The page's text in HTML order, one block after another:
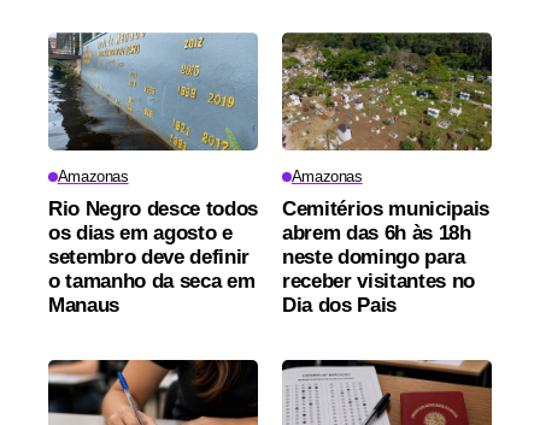
Amazonas
Rio Negro desce todos
os dias em agosto e
setembro deve definir
o tamanho da seca em
Manaus
Amazonas
Cemitérios municipais
abrem das 6h às 18h
neste domingo para
receber visitantes no
Dia dos Pais